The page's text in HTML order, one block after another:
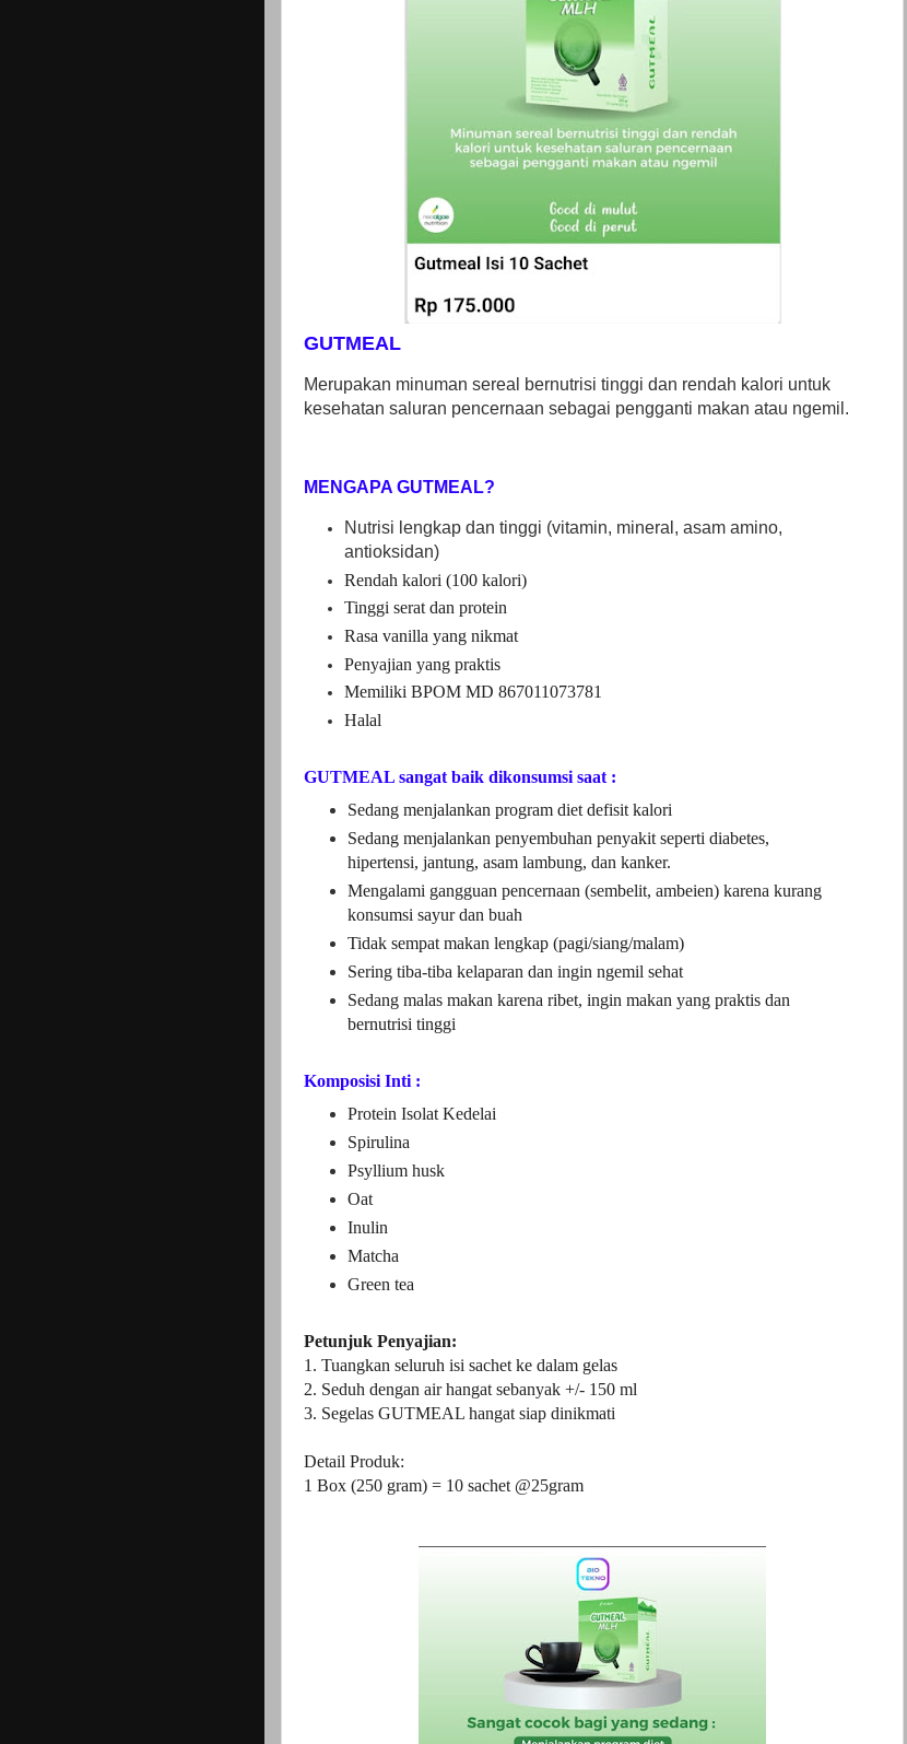
GUTMEAL
Merupakan minuman sereal bernutrisi tinggi dan rendah kalori untuk
kesehatan saluran pencernaan sebagai pengganti makan atau ngemil.
MENGAPA GUTMEAL?
Nutrisi lengkap dan tinggi (vitamin, mineral, asam amino,
antioksidan)
Rendah kalori (100 kalori)
Tinggi serat dan protein
Rasa vanilla yang nikmat
Penyajian yang praktis
Memiliki BPOM MD 867011073781
Halal
GUTMEAL sangat baik dikonsumsi saat :
Sedang menjalankan program diet defisit kalori
Sedang menjalankan penyembuhan penyakit seperti diabetes,
hipertensi, jantung, asam lambung, dan kanker.
Mengalami gangguan pencernaan (sembelit, ambeien) karena kurang
konsumsi sayur dan buah
Tidak sempat makan lengkap (pagi/siang/malam)
Sering tiba-tiba kelaparan dan ingin ngemil sehat
Sedang malas makan karena ribet, ingin makan yang praktis dan
bernutrisi tinggi
Komposisi Inti :
Protein Isolat Kedelai
Spirulina
Psyllium husk
Oat
Inulin
Matcha
Green tea
Petunjuk Penyajian:
1. Tuangkan seluruh isi sachet ke dalam gelas
2. Seduh dengan air hangat sebanyak +/- 150 ml
3. Segelas GUTMEAL hangat siap dinikmati
Detail Produk:
1 Box (250 gram) = 10 sachet @25gram